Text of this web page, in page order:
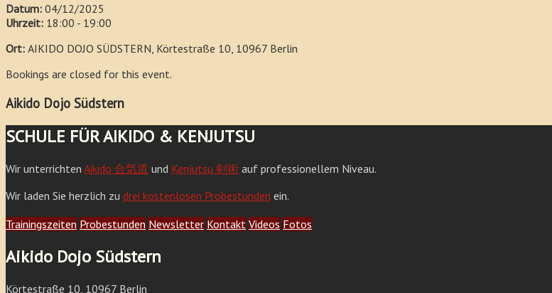
Datum: 04/12/2025
Uhrzeit: 18:00 - 19:00
Ort: AIKIDO DOJO SÜDSTERN, Körtestraße 10, 10967 Berlin
Bookings are closed for this event.
Aikido Dojo Südstern
SCHULE FÜR AIKIDO & KENJUTSU
Wir unterrichten Aikido 合気道 und Kenjutsu 剣術 auf professionellem Niveau.
Wir laden Sie herzlich zu drei kostenlosen Probestunden ein.
Trainingszeiten Probestunden Newsletter Kontakt Videos Fotos
Aikido Dojo Südstern
Körtestraße 10, 10967 Berlin